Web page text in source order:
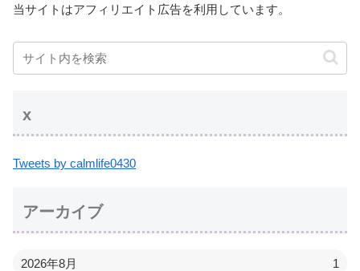
当サイトはアフィリエイト広告を利用しています。
x
Tweets by calmlife0430
アーカイブ
2026年8月 1